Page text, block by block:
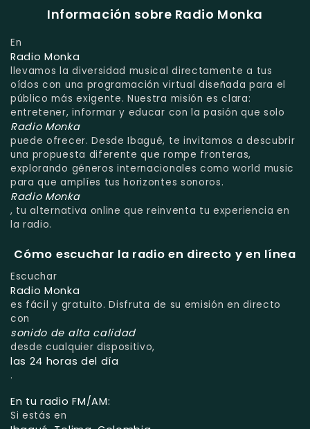
Información sobre Radio Monka
En
Radio Monka
llevamos la diversidad musical directamente a tus
oídos con una programación virtual diseñada para el
público más exigente. Nuestra misión es clara:
entretener, informar y educar con la pasión que solo
Radio Monka
puede ofrecer. Desde Ibagué, te invitamos a descubrir
una propuesta diferente que rompe fronteras,
explorando géneros internacionales como world music
para que amplíes tus horizontes sonoros.
Radio Monka
, tu alternativa online que reinventa tu experiencia en
la radio.
Cómo escuchar la radio en directo y en línea
Escuchar
Radio Monka
es fácil y gratuito. Disfruta de su emisión en directo
con
sonido de alta calidad
desde cualquier dispositivo,
las 24 horas del día
.
En tu radio FM/AM:
Si estás en